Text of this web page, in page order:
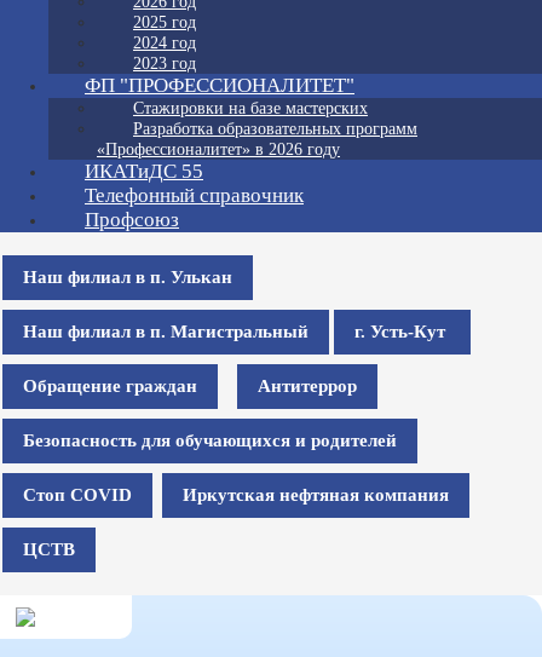
2025 год
2024 год
2023 год
ФП "ПРОФЕССИОНАЛИТЕТ"
Стажировки на базе мастерских
Разработка образовательных программ
«Профессионалитет» в 2026 году
ИКАТиДС 55
Телефонный справочник
Профсоюз
Наш филиал в п. Улькан
Наш филиал в п. Магистральный г. Усть-Кут
Обращение граждан Антитеррор
Безопасность для обучающихся и родителей
Стоп COVID Иркутская нефтяная компания
ЦСТВ